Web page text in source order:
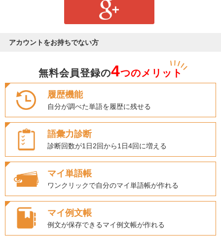
アカウントをお持ちでない方
無料会員登録の4つのメリット
履歴機能
自分が調べた単語を履歴に残せる
語彙力診断
診断回数が1日2回から1日4回に増える
マイ単語帳
ワンクリックで自分のマイ単語帳が作れる
マイ例文帳
例文が保存できるマイ例文帳が作れる